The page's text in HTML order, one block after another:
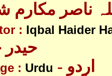
ناصر مکارم
: Iqbal Haider
: Urdu - اردو